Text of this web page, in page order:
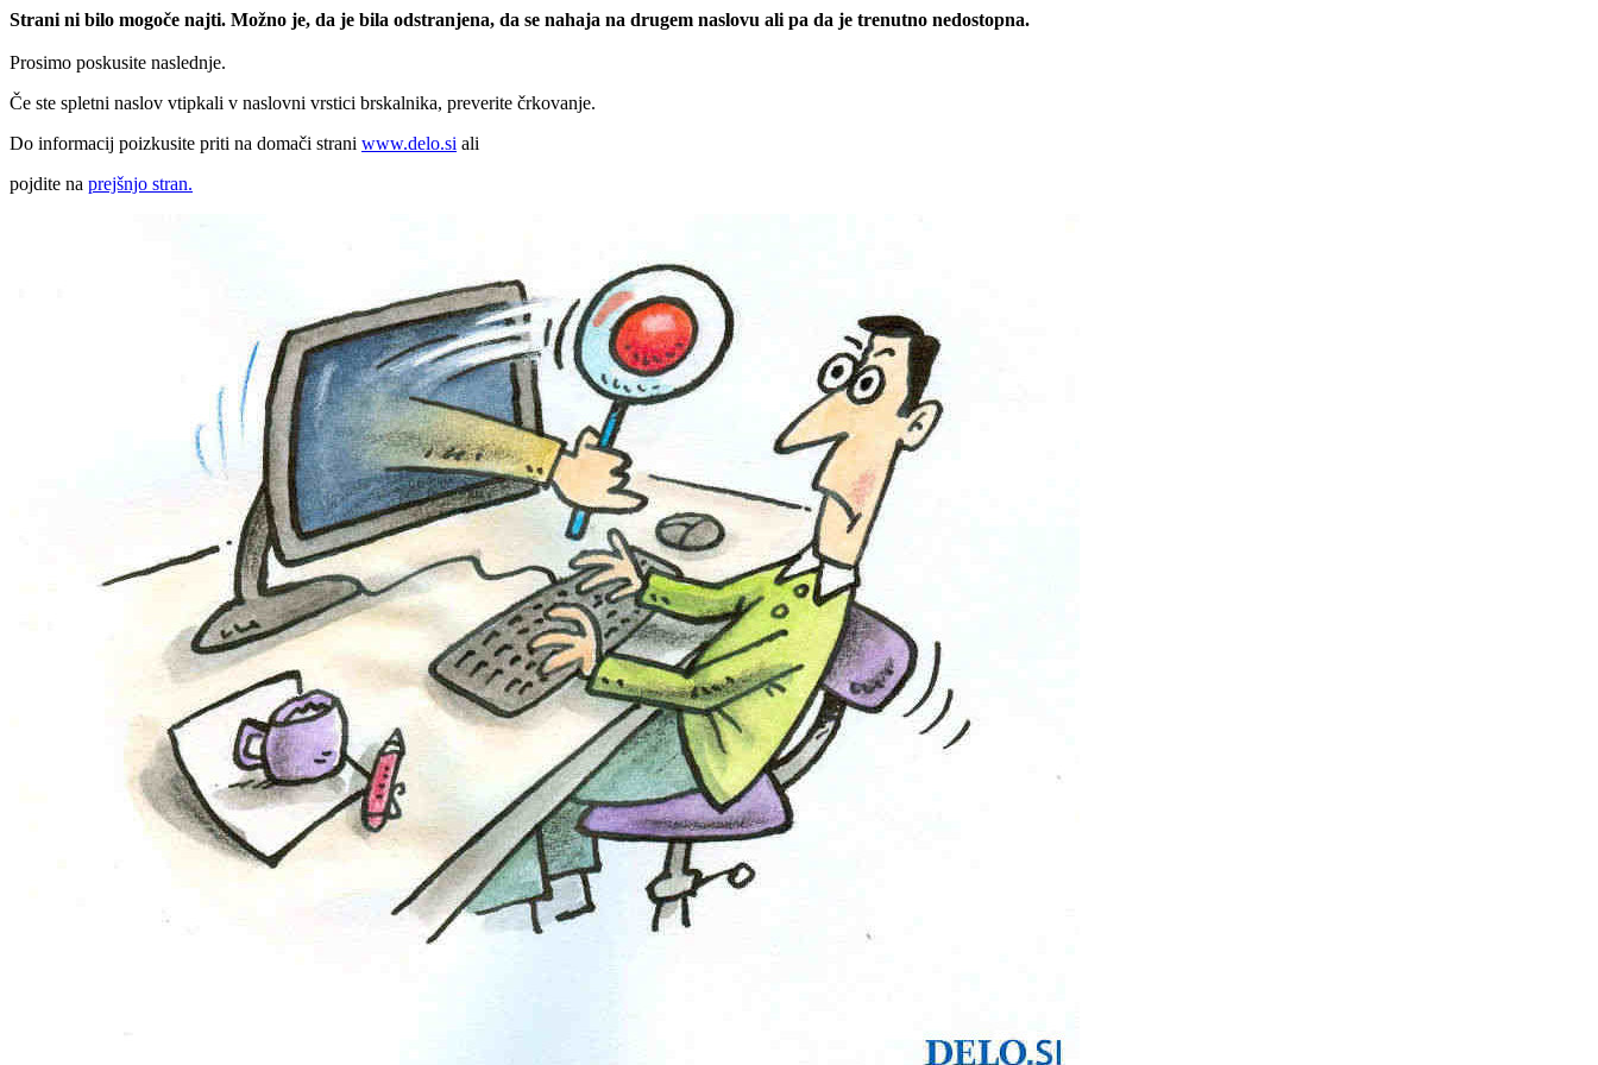
Strani ni bilo mogoče najti. Možno je, da je bila odstranjena, da se nahaja na drugem naslovu ali pa da je trenutno nedostopna.
Prosimo poskusite naslednje.
Če ste spletni naslov vtipkali v naslovni vrstici brskalnika, preverite črkovanje.
Do informacij poizkusite priti na domači strani www.delo.si ali
pojdite na prejšnjo stran.